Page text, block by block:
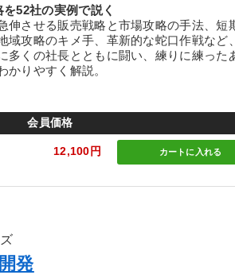
52社の実例で説く
させる販売戦略と市場攻略の手法、短
域攻略のキメ手、革新的な蛇口作戦など
多くの社長とともに闘い、練りに練った
かりやすく解説。
会員価格
12,100円 カートに 入れる
発